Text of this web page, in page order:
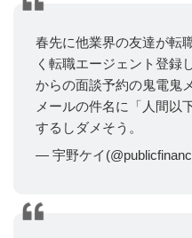
春先に他業界の友達が転
く転職エージェント登録
からの面談予約の鬼電鬼
メールの件名に「人間
するしダメそう。
— 宇野ケイ